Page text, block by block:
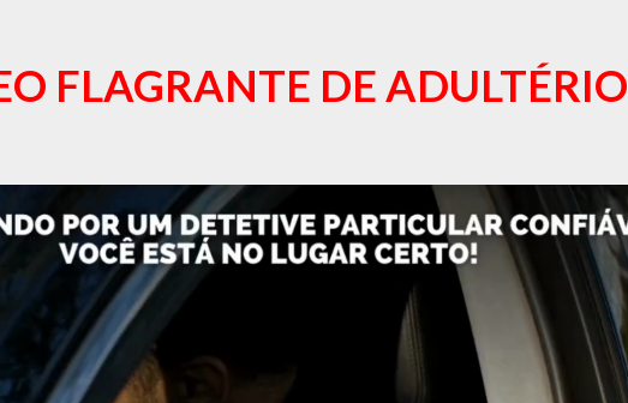
FLAGRANTE DE ADULTÉRIO